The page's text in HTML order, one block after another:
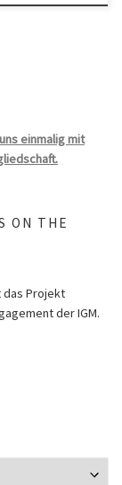
einmalig mit
ON THE
das Projekt
der IGM.